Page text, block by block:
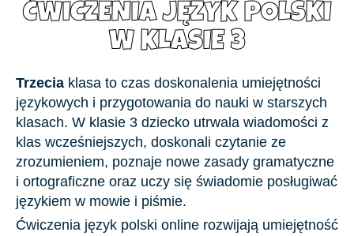
ĆWICZENIA JĘZYK POLSKI
W KLASIE 3
Trzecia klasa to czas doskonalenia umiejętności
językowych i przygotowania do nauki w starszych
klasach. W klasie 3 dziecko utrwala wiadomości z
klas wcześniejszych, doskonali czytanie ze
zrozumieniem, poznaje nowe zasady gramatyczne
i ortograficzne oraz uczy się świadomie posługiwać
językiem w mowie i piśmie.
Ćwiczenia język polski online rozwijają umiejętność